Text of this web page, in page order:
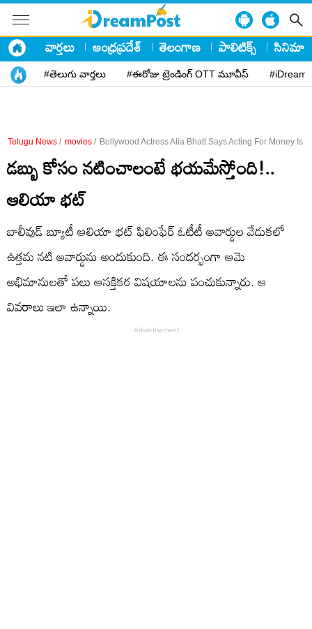
వార్తలు ఆంధ్రప్రదేశ్ తెలంగాణ పాలిటిక్స్ సినిమా
#తెలుగు వార్తలు #ఈరోజు ట్రెండింగ్ OTT మూవీస్
Telugu News / movies / Bollywood Actress Alia Bhatt Says Acting For Money Is
డబ్బు కోసం నటించాలంటే భయమేస్తోంది!..
ఆలియా భట్
బాలీవుడ్ బ్యూటీ ఆలియా భట్ ఫిలింఫేర్ ఓటీటీ అవార్డుల వేడుకలో
ఉత్తమ నటి అవార్డును అందుకుంది. ఈ సందర్భంగా ఆమె
అభిమానులతో పలు ఆసక్తికర విషయాలను పంచుకున్నారు. ఆ
వివరాలు ఇలా ఉన్నాయి.